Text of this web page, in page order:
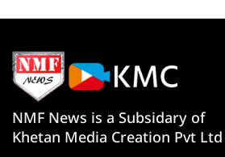
NMF News is a Subsidary of
Khetan Media Creation Pvt Ltd